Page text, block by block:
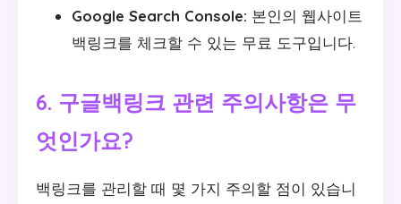
Google Search Console: 본인의 웹사이트
백링크를 체크할 수 있는 무료 도구입니다.
6. 구글백링크 관련 주의사항은 무
엇인가요?
백링크를 관리할 때 몇 가지 주의할 점이 있습니